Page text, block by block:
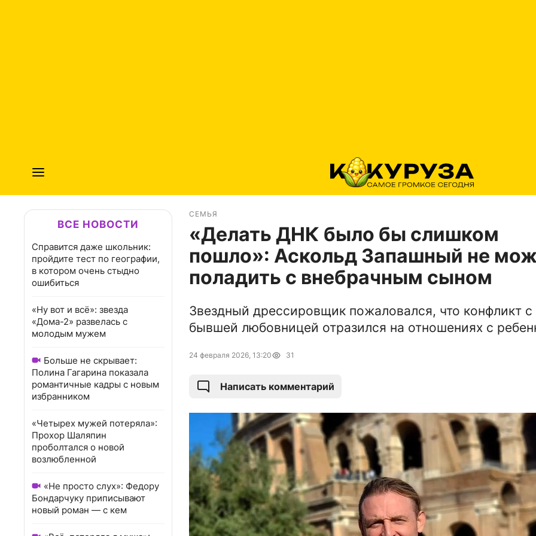
ВСЕ НОВОСТИ
Справится даже школьник:
пройдите тест по географии,
в котором очень стыдно
ошибиться
«Ну вот и всё»: звезда
«Дома-2» развелась с
молодым мужем
Больше не скрывает:
Полина Гагарина показала
романтичные кадры с новым
избранником
«Четырех мужей потеряла»:
Прохор Шаляпин
проболтался о новой
возлюбленной
«Не просто слух»: Федору
Бондарчуку приписывают
новый роман — с кем
СЕМЬЯ
«Делать ДНК было бы слишком
пошло»: Аскольд Запашный не
поладить с внебрачным сыном
Звездный дрессировщик пожаловался, что конфликт с
бывшей любовницей отразился на отношениях с
24 февраля 2026, 13:20 31
Написать комментарий